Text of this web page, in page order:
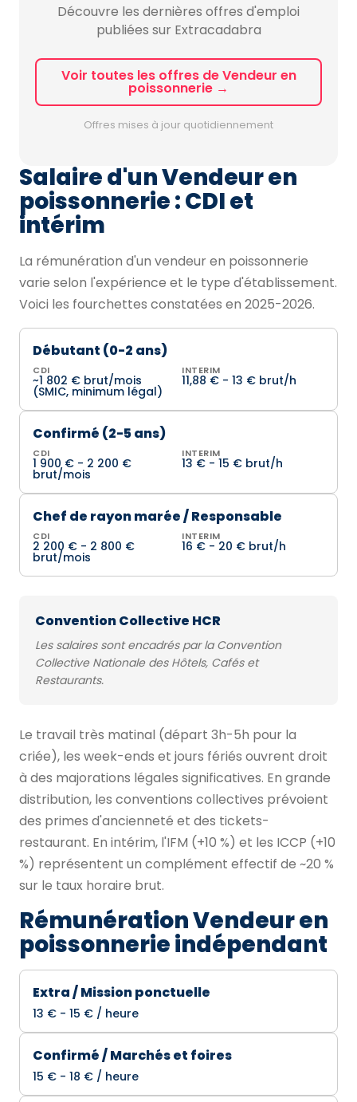
Découvre les dernières offres d'emploi
publiées sur Extracadabra
Voir toutes les offres de Vendeur en
poissonnerie →
Offres mises à jour quotidiennement
Salaire d'un Vendeur en
poissonnerie : CDI et
intérim
La rémunération d'un vendeur en poissonnerie
varie selon l'expérience et le type d'établissement.
Voici les fourchettes constatées en 2025-2026.
Débutant (0-2 ans)
CDI
~1 802 € brut/mois
(SMIC, minimum légal)
INTERIM
11,88 € - 13 € brut/h
Confirmé (2-5 ans)
CDI
1 900 € - 2 200 €
brut/mois
INTERIM
13 € - 15 € brut/h
Chef de rayon marée / Responsable
CDI
2 200 € - 2 800 €
brut/mois
INTERIM
16 € - 20 € brut/h
Convention Collective HCR
Les salaires sont encadrés par la Convention
Collective Nationale des Hôtels, Cafés et
Restaurants.
Le travail très matinal (départ 3h-5h pour la
criée), les week-ends et jours fériés ouvrent droit
à des majorations légales significatives. En grande
distribution, les conventions collectives prévoient
des primes d'ancienneté et des tickets-
restaurant. En intérim, l'IFM (+10 %) et les ICCP (+10
%) représentent un complément effectif de ~20 %
sur le taux horaire brut.
Rémunération Vendeur en
poissonnerie indépendant
Extra / Mission ponctuelle
13 € - 15 € / heure
Confirmé / Marchés et foires
15 € - 18 € / heure